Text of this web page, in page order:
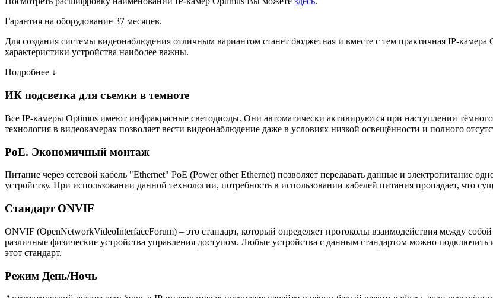
Гарантия на оборудование 37 месяцев.
Для создания системы видеонаблюдения отличным вариантом станет бюджетная и вместе с тем практичная IP-камера
характеристики устройства наиболее важны.
Подробнее ↓
ИК подсветка для съемки в темноте
Все IP-камеры Optimus имеют инфракрасные светодиоды. Они автоматически активируются при наступлении
технология в видеокамерах позволяет вести видеонаблюдение даже в условиях низкой освещённости и полного
PoE. Экономичный монтаж
Питание через сетевой кабель "Ethernet" PoE (Power other Ethernet) позволяет передавать данные и электропитание
устройству. При использовании данной технологии, потребность в использовании кабелей питания пропадает, что
Стандарт ONVIF
ONVIF (OpenNetworkVideoInterfaceForum) – это стандарт, который определяет протоколы взаимодействия между
различные физические устройства управления доступом. Любые устройства с данным стандартом можно
этот стандарт.
Режим День/Ночь